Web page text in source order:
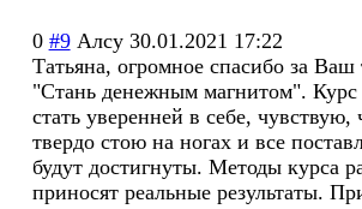
0 #9 Алсу 30.01.2021 17:22
Татьяна, огромное спасибо за Ваш
"Стань денежным магнитом".
стать уверенней в себе, чувствую,
твердо стою на ногах и все
будут достигнуты. Методы курса
приносят реальные результаты.